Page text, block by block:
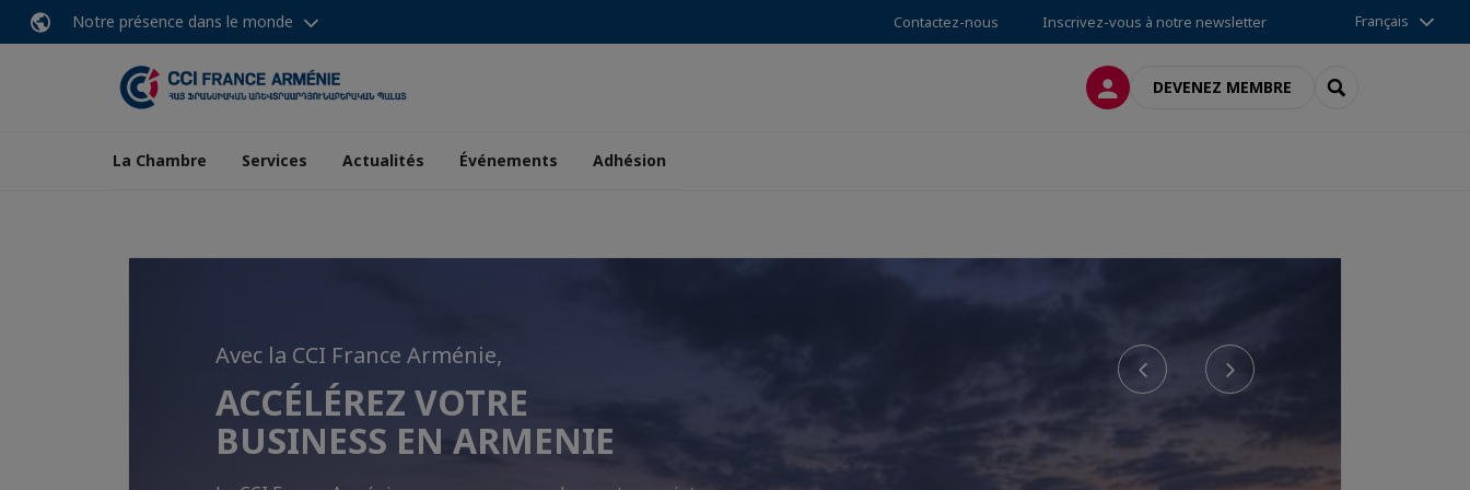
Notre présence dans le monde Contactez-nous Inscrivez-vous à notre newsletter Français
CONNEXIONDEVENEZ MEMBRE RECHERCHER
La Chambre Services Actualités Événements Adhésion
Previous
Avec la CCI France Arménie,
ACCÉLÉREZ VOTRE
BUSINESS EN ARMENIE
S'implanter en Arménie,
AFFAIRES OU NE PAS FAIRE
EN ARMÉNIE